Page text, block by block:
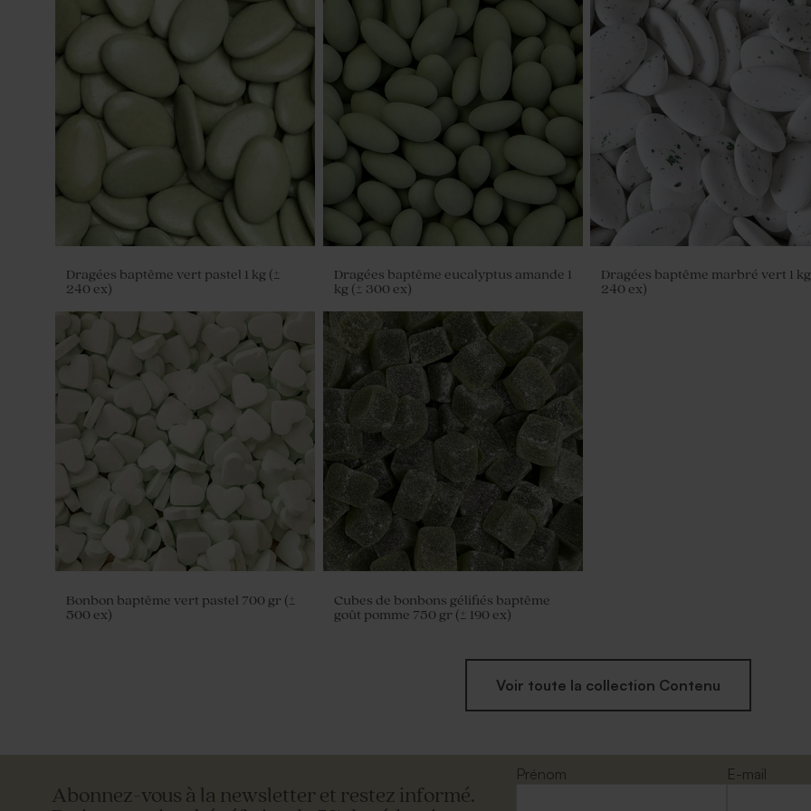
Dragées baptême vert pastel 1 kg (±
240 ex)
Dragées baptême eucalyptus amande 1
kg (± 300 ex)
Dragées baptême marbré vert 1
240 ex)
Bonbon baptême vert pastel 700 gr (±
500 ex)
Cubes de bonbons gélifiés baptême
goût pomme 750 gr (± 190 ex)
Voir toute la collection Contenu
Abonnez-vous à la newsletter et restez informé.
Prénom
E-mail